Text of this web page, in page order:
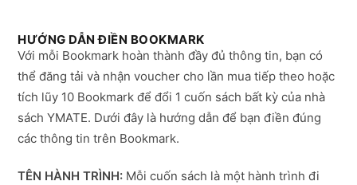
HƯỚNG DẪN ĐIỀN BOOKMARK
Với mỗi Bookmark hoàn thành đầy đủ thông tin, bạn có
thể đăng tải và nhận voucher cho lần mua tiếp theo hoặc
tích lũy 10 Bookmark để đổi 1 cuốn sách bất kỳ của nhà
sách YMATE. Dưới đây là hướng dẫn để bạn điền đúng
các thông tin trên Bookmark.
TÊN HÀNH TRÌNH: Mỗi cuốn sách là một hành trình đi